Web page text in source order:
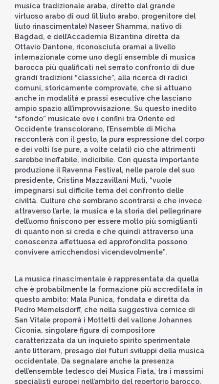
musica tradizionale araba, diretto dal grande
virtuoso arabo di oud (il liuto arabo, progenitore del
liuto rinascimentale) Naseer Shamma, nativo di
Bagdad, e dell’Accademia Bizantina diretta da
Ottavio Dantone, riconosciuta oramai a livello
internazionale come uno degli ensemble di musica
barocca più qualificati nel serrato confronto di due
grandi tradizioni “classiche”, alla ricerca di radici
comuni, storicamente comprovate, che si attuano
anche in modalità e prassi esecutive che lasciano
ampio spazio all’improvvisazione. Su questo inedito
“sfondo” musicale ove i confini tra Oriente ed
Occidente transcolorano, l’Ensemble di Micha
racconterà con il gesto, la pura espressione del corpo
e dei volti (se pure, a volte celati) ciò che altrimenti
sarebbe ineffabile, indicibile. Con questa importante
produzione il Ravenna Festival, nelle parole del suo
presidente, Cristina Mazzavillani Muti, “vuole
impegnarsi sul difficile tema del confronto delle
civiltà. Culture che sembrano scontrarsi e che invece
attraverso l’arte, la musica e la storia del pellegrinare
dell’uomo finiscono per essere molto più somiglianti
di quanto non si creda e che quindi attraverso una
conoscenza affettuosa ed approfondita possono
convivere arricchendosi vicendevolmente”.
La musica rinascimentale è rappresentata da quella
che è probabilmente la formazione più accreditata in
questo ambito: Mala Punica, fondata e diretta da
Pedro Memelsdorff, che nella suggestiva cornice di
San Vitale proporrà i Mottetti del vallone Johannes
Ciconia, singolare figura di compositore
caratterizzata da un inquieto spirito sperimentale
ante litteram, presago dei futuri sviluppi della musica
occidentale. Da segnalare anche la presenza
dell’ensemble tedesco dei Musica Fiata, tra i massimi
specialisti europei nell’ambito del repertorio barocco,